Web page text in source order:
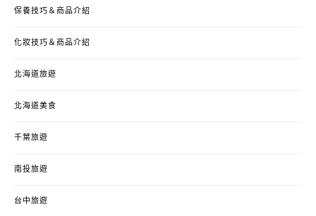
保養技巧＆商品介紹
化妝技巧＆商品介紹
北海道旅遊
北海道美食
千葉旅遊
南投旅遊
台中旅遊